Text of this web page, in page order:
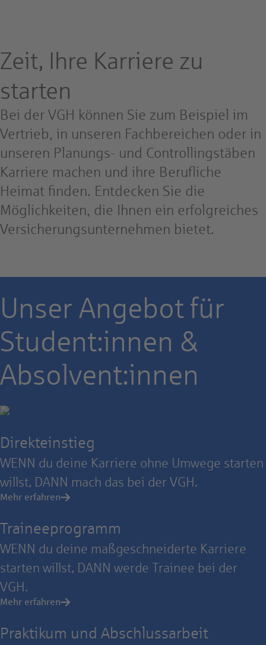
Zeit, Ihre Karriere zu
starten
Bei der VGH können Sie zum Beispiel im
Vertrieb, in unseren Fachbereichen oder in
unseren Planungs- und Controllingstäben
Karriere machen und ihre Berufliche
Heimat finden. Entdecken Sie die
Möglichkeiten, die Ihnen ein erfolgreiches
Versicherungsunternehmen bietet.
Unser Angebot für
Student:innen &
Absolvent:innen
Direkteinstieg
WENN du deine Karriere ohne Umwege starten
willst, DANN mach das bei der VGH.
Mehr erfahren
Traineeprogramm
WENN du deine maßgeschneiderte Karriere
starten willst, DANN werde Trainee bei der
VGH.
Mehr erfahren
Praktikum und Abschlussarbeit